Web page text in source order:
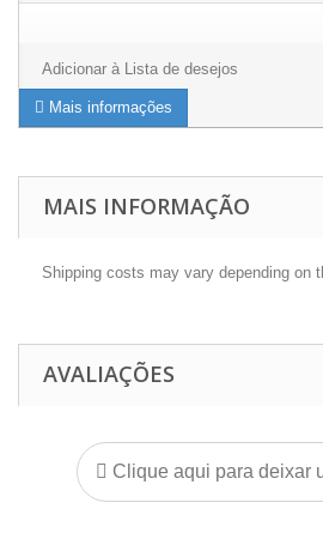
Adicionar à Lista de desejos
Mais informações
MAIS INFORMAÇÃO
Shipping costs may vary depending on
AVALIAÇÕES
Clique aqui para deixar